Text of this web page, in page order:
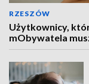
RZESZÓW
Użytkownicy,
mObywatela